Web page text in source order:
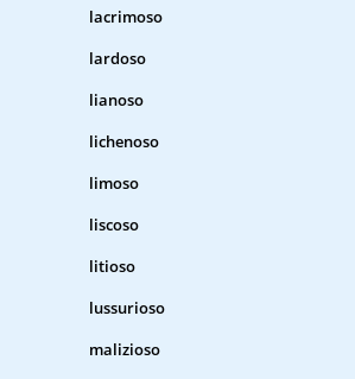
lacrimoso
lardoso
lianoso
lichenoso
limoso
liscoso
litioso
lussurioso
malizioso